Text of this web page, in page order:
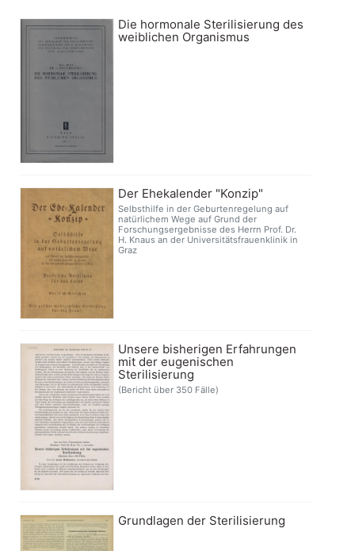
Die hormonale Sterilisierung des
weiblichen Organismus
Der Ehekalender "Konzip"
Selbsthilfe in der Geburtenregelung auf
natürlichem Wege auf Grund der
Forschungsergebnisse des Herrn Prof. Dr.
H. Knaus an der Universitätsfrauenklinik in
Graz
Unsere bisherigen Erfahrungen
mit der eugenischen
Sterilisierung
(Bericht über 350 Fälle)
Grundlagen der Sterilisierung